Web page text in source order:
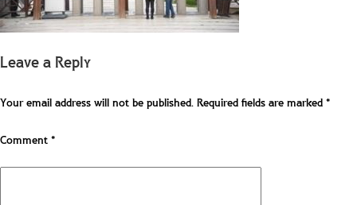
Leave a Reply
Your email address will not be published.Required fields are marked*
Comment*